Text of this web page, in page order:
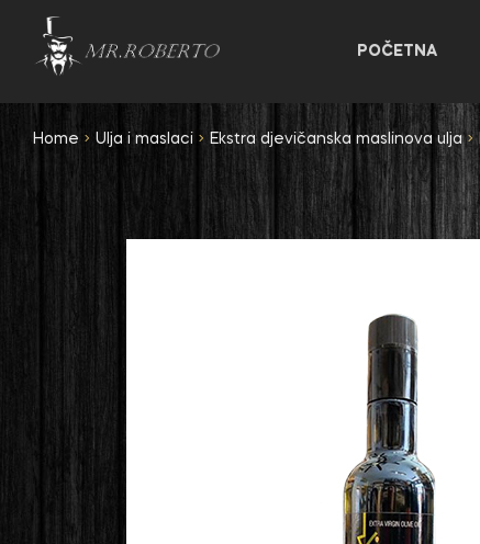
POČETNA
Home Ulja i maslaci Ekstra djevičanska maslinova ulja